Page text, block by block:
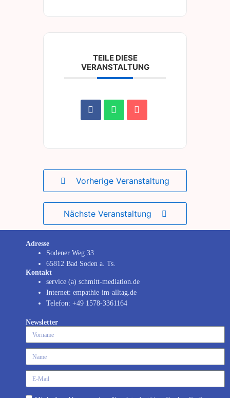
TEILE DIESE
VERANSTALTUNG
Vorherige Veranstaltung
Nächste Veranstaltung
Adresse
Sodener Weg 33
65812 Bad Soden a. Ts.
Kontakt
service (a) schmitt-mediation.de
Internet: empathie-im-alltag.de
Telefon: +49 1578-3361164
Newsletter